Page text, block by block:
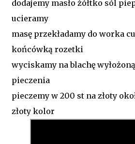
dodajemy masło żółtko sól
ucieramy
masę przekładamy do worka
końcówką rozetki
wyciskamy na blachę
pieczenia
pieczemy w 200 st na złoty
złoty kolor